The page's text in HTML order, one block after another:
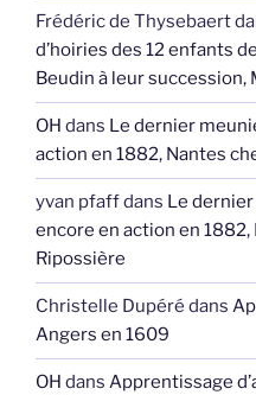
Frédéric de Thysebaert
d’hoiries des 12 enfants
Beudin à leur succession,
OH dans Le dernier
action en 1882, Nantes
yvan pfaffdans Le
encore en action en
Ripossière
Christelle Dupéré dans
Angers en 1609
OH dans Apprentissage